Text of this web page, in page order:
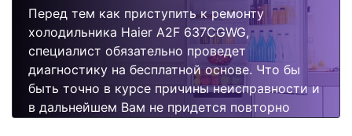
Перед тем как приступить к ремонту
холодильника Haier A2F 637CGWG,
специалист обязательно проведет
диагностику на бесплатной основе. Что бы
быть точно в курсе причины неисправности и
в дальнейшем Вам не придется повторно